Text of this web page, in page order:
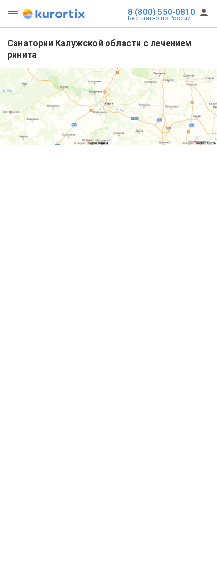
8 (800) 550-0810
Бесплатно по России
Санатории Калужской области с лечением
ринита